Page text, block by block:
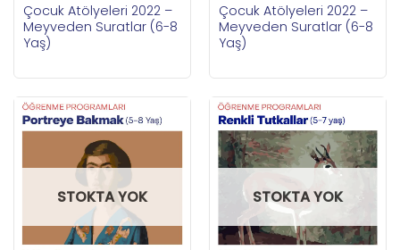
Çocuk Atölyeleri 2022 –
Meyveden Suratlar (6-8
Yaş)
Çocuk Atölyeleri 2022 –
Meyveden Suratlar (6-8
Yaş)
STOKTA YOK STOKTA YOK